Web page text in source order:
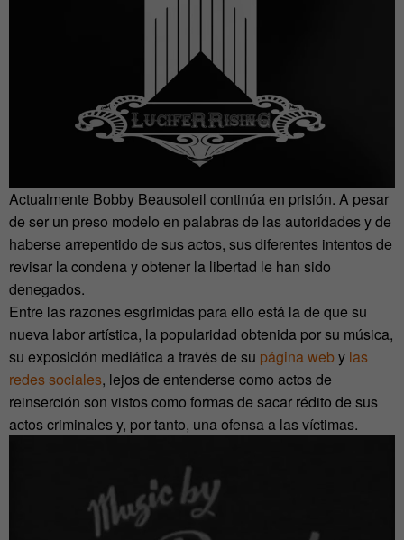
Actualmente Bobby Beausoleil continúa en prisión. A pesar
de ser un preso modelo en palabras de las autoridades y de
haberse arrepentido de sus actos, sus diferentes intentos de
revisar la condena y obtener la libertad le han sido
denegados.
Entre las razones esgrimidas para ello está la de que su
nueva labor artística, la popularidad obtenida por su música,
su exposición mediática a través de su página weby las
redes sociales, lejos de entenderse como actos de
reinserción son vistos como formas de sacar rédito de sus
actos criminales y, por tanto, una ofensa a las víctimas.